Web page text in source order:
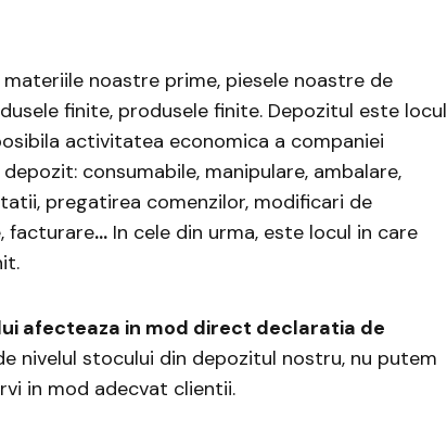
noastre prime, piesele noastre de
finite, produsele finite. Depozitul este locul
activitatea economica a companiei
consumabile, manipulare, ambalare,
pregatirea comenzilor, modificari de
facturare… In cele din urma, este locul in care
afecteaza in mod direct declaratia de
nivelul stocului din depozitul nostru, nu putem
in mod adecvat clientii.